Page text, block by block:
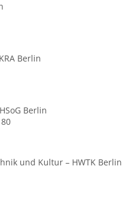
Berlin
Berlin
und Kultur – HWTK Berlin